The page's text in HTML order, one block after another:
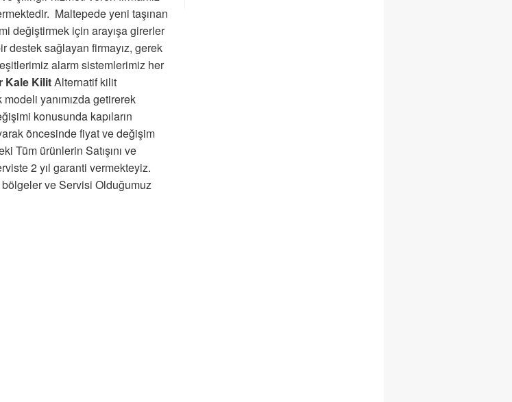
Maltepede yeni taşınan
değiştirmek için arayışa girerler
destek sağlayan firmayız, gerek
alarm sistemlerimiz her
Kale KilitAlternatif kilit
yanımızda getirerek
konusunda kapıların
öncesinde fiyat ve değişim
Tüm ürünlerin Satışını ve
2 yıl garanti vermekteyiz.
ve Servisi Olduğumuz